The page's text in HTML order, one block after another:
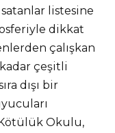
satanlar listesine
dikkat
çalışkan
çeşitli
dışı bir
Okulu,